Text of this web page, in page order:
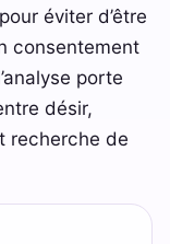
éviter d’être
consentement
porte
désir,
recherche de